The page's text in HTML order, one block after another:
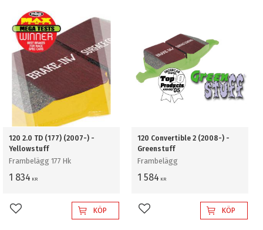
120 2.0 TD (177) (2007-) -
Yellowstuff
Frambelägg 177 Hk
1 834 KR
Lägg till i favoriterKÖP
120 Convertible 2 (2008-) -
Greenstuff
Frambelägg
1 584 KR
Lägg till i favoriterKÖP